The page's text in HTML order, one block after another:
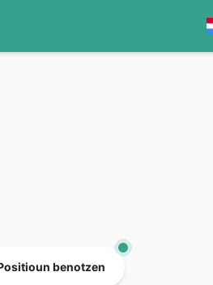
benotzen